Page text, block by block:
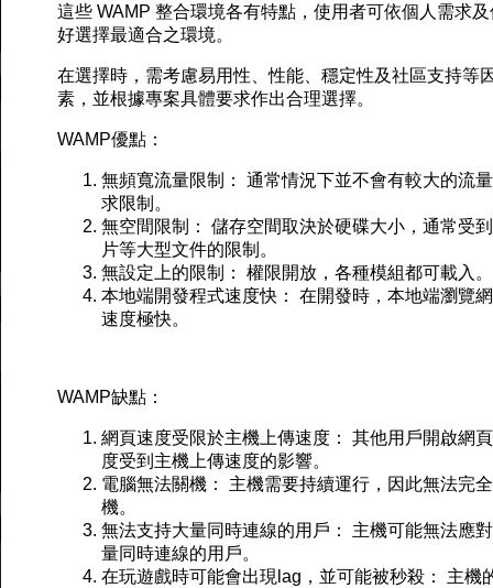
這些 WAMP 整合環境各有特點，使用者可依個人需求及
好選擇最適合之環境。
在選擇時，需考慮易用性、性能、穩定性及社區支持等
素，並根據專案具體要求作出合理選擇。
WAMP優點：
無頻寬流量限制： 通常情況下並不會有較大的流
求限制。
無空間限制： 儲存空間取決於硬碟大小，通常受
片等大型文件的限制。
無設定上的限制： 權限開放，各種模組都可載入。
本地端開發程式速度快： 在開發時，本地端瀏覽
速度極快。
WAMP缺點：
網頁速度受限於主機上傳速度： 其他用戶開啟網
度受到主機上傳速度的影響。
電腦無法關機： 主機需要持續運行，因此無法完
機。
無法支持大量同時連線的用戶： 主機可能無法應
量同時連線的用戶。
在玩遊戲時可能會出現lag，並可能被秒殺： 主機